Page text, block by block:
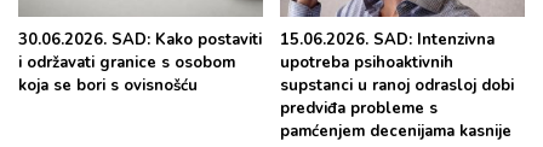
30.06.2026. SAD: Kako postaviti
i održavati granice s osobom
koja se bori s ovisnošću
15.06.2026. SAD: Intenzivna
upotreba psihoaktivnih
supstanci u ranoj odrasloj dobi
predviđa probleme s
pamćenjem decenijama kasnije